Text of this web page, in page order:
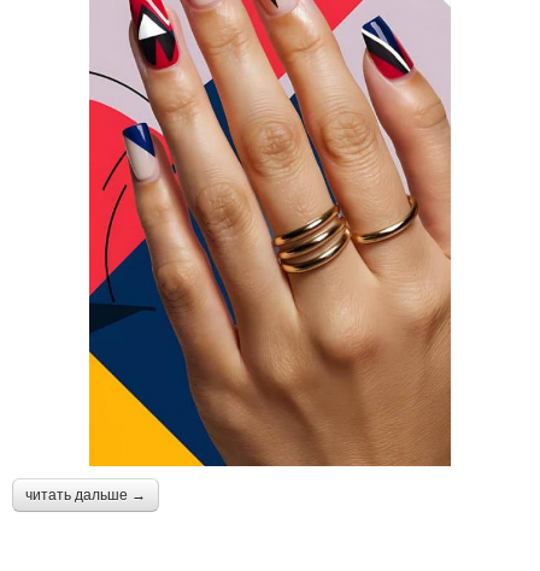
читать дальше →